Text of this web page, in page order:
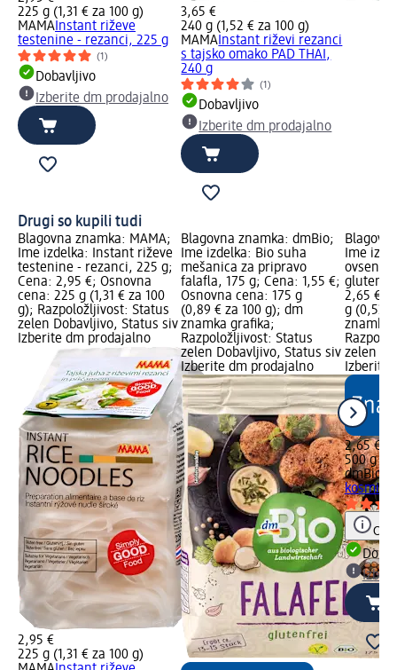
225 g (1,31 € za 100 g)
MAMA Instant riževe
testenine - rezanci, 225 g
(1)
Dobavljivo
Izberite dm prodajalno
3,65 €
240 g (1,52 € za 100 g)
MAMA Instant riževi rezanci
s tajsko omako PAD THAI,
240 g
(1)
Dobavljivo
Izberite dm prodajalno
Drugi so kupili tudi
Blagovna znamka: MAMA;
Ime izdelka: Instant riževe
testenine - rezanci, 225 g;
Cena: 2,95 €; Osnovna
cena: 225 g (1,31 € za 100
g); Razpoložljivost: Status
zelen Dobavljivo, Status siv
Izberite dm prodajalno
2,95 €
225 g (1,31 € za 100 g)
Blagovna znamka: dmBio;
Ime izdelka: Bio suha
mešanica za pripravo
falafla, 175 g; Cena: 1,55 €;
Osnovna cena: 175 g
(0,89 € za 100 g); dm
znamka grafika;
Razpoložljivost: Status
zelen Dobavljivo, Status siv
Izberite dm prodajalno
Ime
ovseni
glutena,
2,65 €;
g (0,53
znamka
zelen
Izberite
2,65 €
500 g
dmBio
kosmiči